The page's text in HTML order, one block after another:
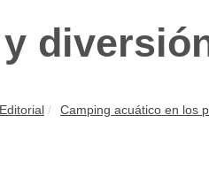
Editorial Camping acuático en los